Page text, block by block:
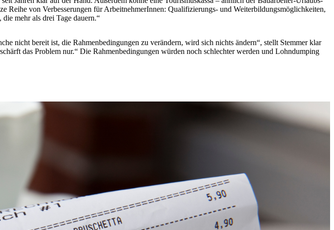
Reihe von Verbesserungen für ArbeitnehmerInnen: Qualifizierungs- und Weiterbildungsmöglichkeiten,
mehr als drei Tage dauern.“
nicht bereit ist, die Rahmenbedingungen zu verändern, wird sich nichts ändern“, stellt Stemmer klar
das Problem nur.“ Die Rahmenbedingungen würden noch schlechter werden und Lohndumping